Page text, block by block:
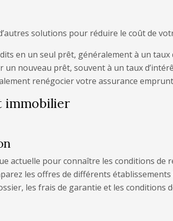
solutions pour réduire le coût de
en un seul prêt, généralement à un taux
nouveau prêt, souvent à un taux
renégocier votre assurance
immobilier
actuelle pour connaître les conditions de
les offres de différents
les frais de garantie et les conditions